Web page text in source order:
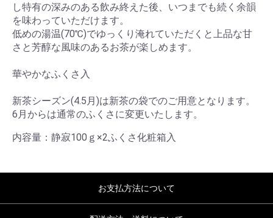
し特有の深みのある飲み終えた後、いつまでも続く余韻
を味わっていただけます。
低めの湯温(70℃)でゆっくり淹れていただくと上品な甘
さと芳醇な風味のあるお茶が楽しめます。
華やかなふくさ入
新茶シーズン(4.5月)は新茶の袋でのご用意となります。
6月からは通常のふくさに変更いたします。
内容量：静寂100ｇ×2ふくさ化粧箱入
お支払方法について